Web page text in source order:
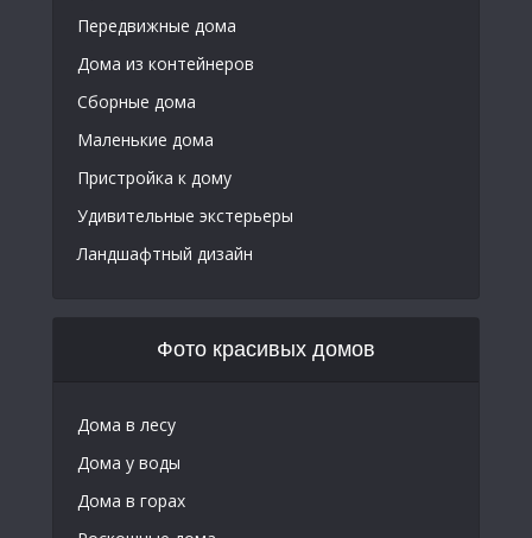
Передвижные дома
Дома из контейнеров
Сборные дома
Маленькие дома
Пристройка к дому
Удивительные экстерьеры
Ландшафтный дизайн
Фото красивых домов
Дома в лесу
Дома у воды
Дома в горах